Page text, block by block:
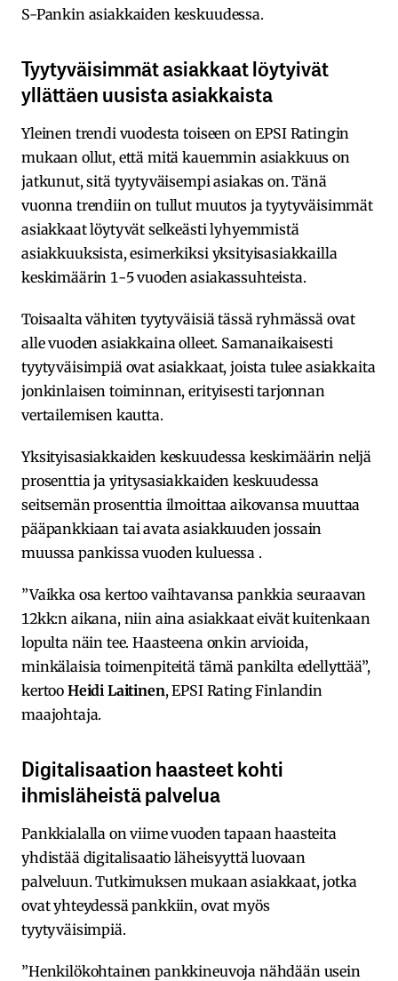
S-Pankin asiakkaiden keskuudessa.
Tyytyväisimmät asiakkaat löytyivät
yllättäen uusista asiakkaista
Yleinen trendi vuodesta toiseen on EPSI Ratingin
mukaan ollut, että mitä kauemmin asiakkuus on
jatkunut, sitä tyytyväisempi asiakas on. Tänä
vuonna trendiin on tullut muutos ja tyytyväisimmät
asiakkaat löytyvät selkeästi lyhyemmistä
asiakkuuksista, esimerkiksi yksityisasiakkailla
keskimäärin 1-5 vuoden asiakassuhteista.
Toisaalta vähiten tyytyväisiä tässä ryhmässä ovat
alle vuoden asiakkaina olleet. Samanaikaisesti
tyytyväisimpiä ovat asiakkaat, joista tulee asiakkaita
jonkinlaisen toiminnan, erityisesti tarjonnan
vertailemisen kautta.
Yksityisasiakkaiden keskuudessa keskimäärin neljä
prosenttia ja yritysasiakkaiden keskuudessa
seitsemän prosenttia ilmoittaa aikovansa muuttaa
pääpankkiaan tai avata asiakkuuden jossain
muussa pankissa vuoden kuluessa .
”Vaikka osa kertoo vaihtavansa pankkia seuraavan
12kk:n aikana, niin aina asiakkaat eivät kuitenkaan
lopulta näin tee. Haasteena onkin arvioida,
minkälaisia toimenpiteitä tämä pankilta edellyttää”,
kertoo Heidi Laitinen, EPSI Rating Finlandin
maajohtaja.
Digitalisaation haasteet kohti
ihmisläheistä palvelua
Pankkialalla on viime vuoden tapaan haasteita
yhdistää digitalisaatio läheisyyttä luovaan
palveluun. Tutkimuksen mukaan asiakkaat, jotka
ovat yhteydessä pankkiin, ovat myös
tyytyväisimpiä.
”Henkilökohtainen pankkineuvoja nähdään usein